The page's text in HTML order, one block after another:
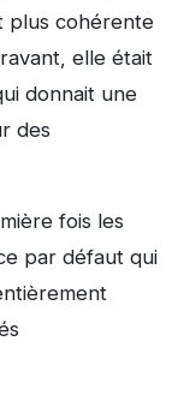
plus cohérente
elle était
donnait une
des
fois les
par défaut qui